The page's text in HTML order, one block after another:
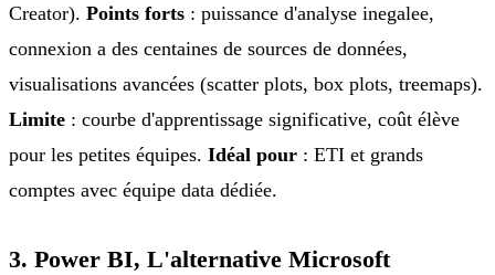
Creator). Points forts : puissance d'analyse inegalee,
connexion a des centaines de sources de données,
visualisations avancées (scatter plots, box plots, treemaps).
Limite : courbe d'apprentissage significative, coût élève
pour les petites équipes. Idéal pour : ETI et grands
comptes avec équipe data dédiée.
3. Power BI, L'alternative Microsoft